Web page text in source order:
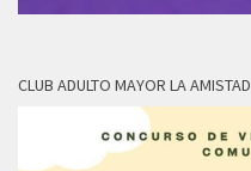
CLUB ADULTO MAYOR LA AMISTAD